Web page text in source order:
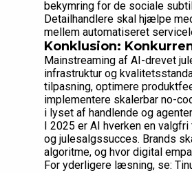
bekymring for de sociale
Detailhandlere skal hjælpe
mellem automatiseret
Konklusion:
Mainstreaming af AI-drevet
infrastruktur og
tilpasning, optimere
implementere skalerbar no-
i lyset af handlende og
I 2025 er AI hverken en
og julesalgssucces. Brands
algoritme, og hvor digital
For yderligere læsning, se: